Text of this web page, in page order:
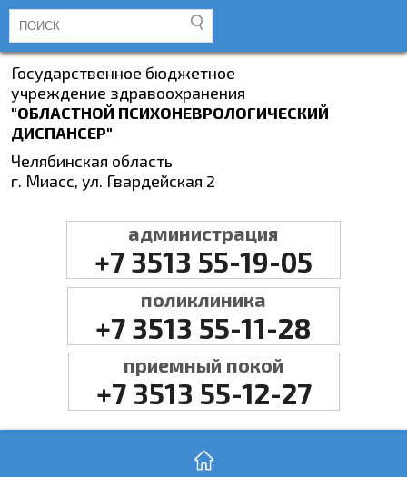
Государственное бюджетное
учреждение здравоохранения
"ОБЛАСТНОЙ ПСИХОНЕВРОЛОГИЧЕСКИЙ
ДИСПАНСЕР"
Челябинская область
г. Миасс, ул. Гвардейская 2
администрация
+7 3513 55-19-05
поликлиника
+7 3513 55-11-28
приемный покой
+7 3513 55-12-27